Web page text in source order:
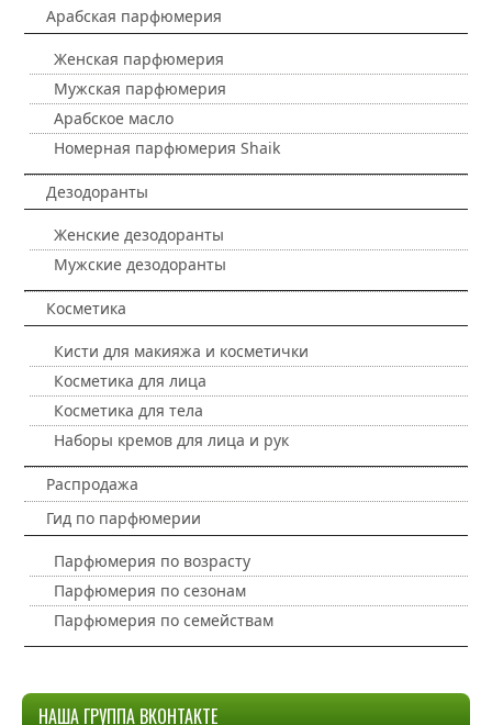
Арабская парфюмерия
Женская парфюмерия
Мужская парфюмерия
Арабское масло
Номерная парфюмерия Shaik
Дезодоранты
Женские дезодоранты
Мужские дезодоранты
Косметика
Кисти для макияжа и косметички
Косметика для лица
Косметика для тела
Наборы кремов для лица и рук
Распродажа
Гид по парфюмерии
Парфюмерия по возрасту
Парфюмерия по сезонам
Парфюмерия по семействам
НАША ГРУППА ВКОНТАКТЕ